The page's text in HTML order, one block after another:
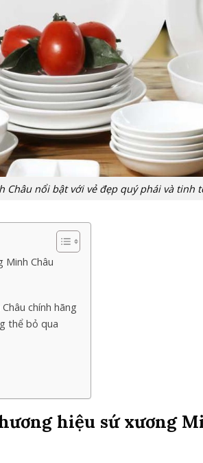
Châu nổi bật với vẻ đẹp quý phái và tinh
Châu
chính hãng
thể bỏ qua
hiệu sứ xương